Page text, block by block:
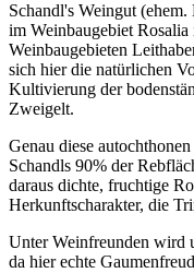
Schandl's Weingut
im Weinbaugebiet
Weinbaugebieten
sich hier die natürlichen
Kultivierung der
Zweigelt.
Genau diese
Schandls 90% der
daraus dichte, fruchtige
Herkunftscharakter, die
Unter Weinfreunden wird
da hier echte